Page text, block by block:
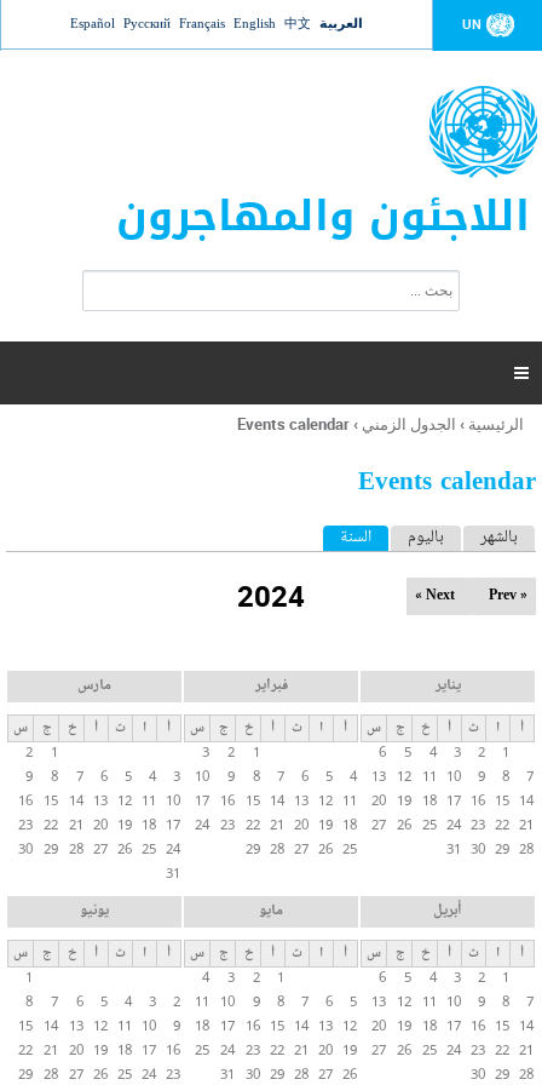
Jump to navigation UN العربية 中文
English
Français
Русский
Español
اللاجئون والمهاجرون
ت
ر
ل
ح
ب

أنت
هنا
الرئيسية › الجدول الزمني ›
Events calendar
Events calendar
ا
ل
ب
ب
ا
ت
ا
ل
أ
س
ا
س
ي
ة
بالشهر باليوم السنة (علامة التبويب النشطة)
2024 « Prev
Next »
يناير
أ ا ث أ خ ج
س
1
2
3
4
5
6
7
8
9
10
11
12
13
14
15
16
17
18
19
20
21
22
23
24
25
26
27
28
29
30
31
فبراير
أ ا ث أ خ ج
س
1
2
3
4
5
6
7
8
9
10
11
12
13
14
15
16
17
18
19
20
21
22
23
24
25
26
27
28
29
مارس
أ ا ث أ خ ج
س
1
2
3
4
5
6
7
8
9
10
11
12
13
14
15
16
17
18
19
20
21
22
23
24
25
26
27
28
29
30
31
أبريل
أ ا ث أ خ ج
س
1
2
3
4
5
6
7
8
9
10
11
12
13
14
15
16
17
18
19
20
21
22
23
24
25
26
27
28
29
30
مايو
أ ا ث أ خ ج
س
1
2
3
4
5
6
7
8
9
10
11
12
13
14
15
16
17
18
19
20
21
22
23
24
25
26
27
28
29
30
31
يونيو
أ ا ث أ خ ج
س
1
2
3
4
5
6
7
8
9
10
11
12
13
14
15
16
17
18
19
20
21
22
23
24
25
26
27
28
29